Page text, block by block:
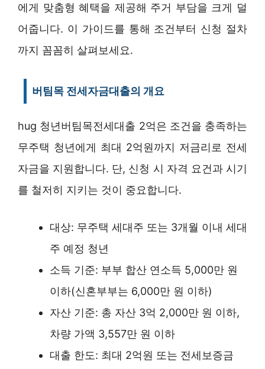
에게 맞춤형 혜택을 제공해 주거 부담을 크게 덜
어줍니다. 이 가이드를 통해 조건부터 신청 절차
까지 꼼꼼히 살펴보세요.
버팀목 전세자금대출의 개요
hug 청년버팀목전세대출 2억은 조건을 충족하는
무주택 청년에게 최대 2억원까지 저금리로 전세
자금을 지원합니다. 단, 신청 시 자격 요건과 시기
를 철저히 지키는 것이 중요합니다.
대상: 무주택 세대주 또는 3개월 이내 세대
주 예정 청년
소득 기준: 부부 합산 연소득 5,000만 원
이하(신혼부부는 6,000만 원 이하)
자산 기준: 총 자산 3억 2,000만 원 이하,
차량 가액 3,557만 원 이하
대출 한도: 최대 2억원 또는 전세보증금